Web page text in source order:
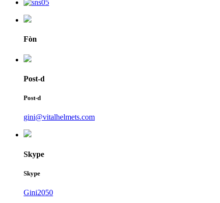
Fòn
Post-d
Post-d
gini@vitalhelmets.com
Skype
Skype
Gini2050